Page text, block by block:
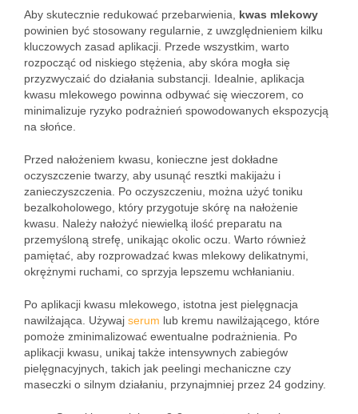
Aby skutecznie redukować przebarwienia, kwas mlekowy
powinien być stosowany regularnie, z uwzględnieniem kilku
kluczowych zasad aplikacji. Przede wszystkim, warto
rozpocząć od niskiego stężenia, aby skóra mogła się
przyzwyczaić do działania substancji. Idealnie, aplikacja
kwasu mlekowego powinna odbywać się wieczorem, co
minimalizuje ryzyko podrażnień spowodowanych ekspozycją
na słońce.
Przed nałożeniem kwasu, konieczne jest dokładne
oczyszczenie twarzy, aby usunąć resztki makijażu i
zanieczyszczenia. Po oczyszczeniu, można użyć toniku
bezalkoholowego, który przygotuje skórę na nałożenie
kwasu. Należy nałożyć niewielką ilość preparatu na
przemyśloną strefę, unikając okolic oczu. Warto również
pamiętać, aby rozprowadzać kwas mlekowy delikatnymi,
okrężnymi ruchami, co sprzyja lepszemu wchłanianiu.
Po aplikacji kwasu mlekowego, istotna jest pielęgnacja
nawilżająca. Używaj serum lub kremu nawilżającego, które
pomoże zminimalizować ewentualne podrażnienia. Po
aplikacji kwasu, unikaj także intensywnych zabiegów
pielęgnacyjnych, takich jak peelingi mechaniczne czy
maseczki o silnym działaniu, przynajmniej przez 24 godziny.